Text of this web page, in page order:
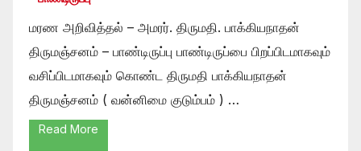
மரண அறிவித்தல் – அமரர். திருமதி. பாக்கியநாதன்
திருமஞ்சனம் – பாண்டிருப்பு பாண்டிருப்பை பிறப்பிடமாகவும்
வசிப்பிடமாகவும் கொண்ட திருமதி பாக்கியநாதன்
திருமஞ்சனம் ( வன்னிமை குடும்பம் ) …
Read More